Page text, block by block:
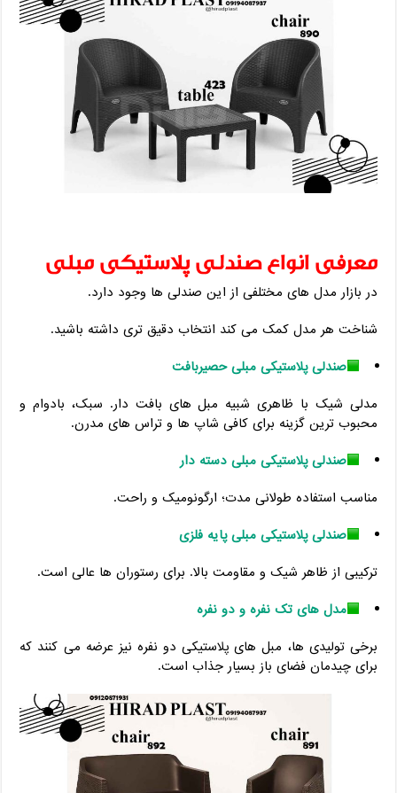
معرفی انواع صندلی پلاستیکی مبلی
در بازار مدل ‌های مختلفی از این صندلی‌ ها وجود دارد.
شناخت هر مدل کمک می ‌کند انتخاب دقیق‌ تری داشته باشید.
صندلی پلاستیکی مبلی حصیربافت
مدلی شیک با ظاهری شبیه مبل ‌های بافت ‌دار. سبک، بادوام و
محبوب ‌ترین گزینه برای کافی ‌شاپ‌ ها و تراس ‌های مدرن.
صندلی پلاستیکی مبلی دسته‌ دار
مناسب استفاده طولانی ‌مدت؛ ارگونومیک و راحت.
صندلی پلاستیکی مبلی پایه فلزی
ترکیبی از ظاهر شیک و مقاومت بالا. برای رستوران ‌ها عالی است.
مدل‌ های تک ‌نفره و دو ‌نفره
برخی تولیدی ‌ها، مبل ‌های پلاستیکی دو نفره نیز عرضه می‌ کنند که
برای چیدمان فضای باز بسیار جذاب است.